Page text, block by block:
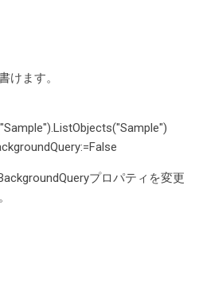
けます。
プロパティを変更